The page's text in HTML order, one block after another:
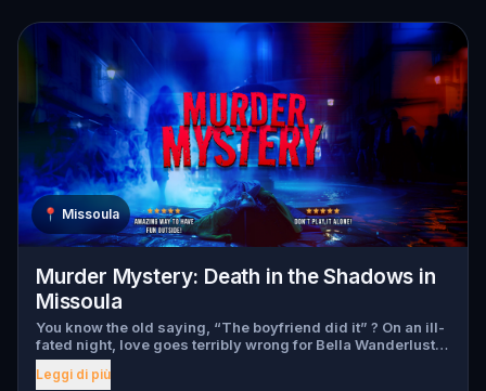
📍 Missoula
Murder Mystery: Death in the Shadows in
Missoula
You know the old saying, “The boyfriend did it” ? On an ill-
fated night, love goes terribly wrong for Bella Wanderlust
and Walter Bridges . Bella, a famous travel blogger, was
found dead during a ghost tour led by the theatrical Percy
Leggi di più